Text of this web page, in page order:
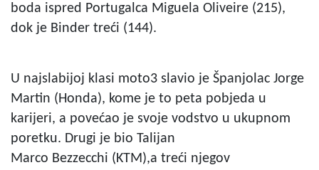
boda ispred Portugalca Miguela Oliveire (215),
dok je Binder treći (144).
U najslabijoj klasi moto3 slavio je Španjolac Jorge
Martin (Honda), kome je to peta pobjeda u
karijeri, a povećao je svoje vodstvo u ukupnom
poretku. Drugi je bio Talijan
Marco Bezzecchi (KTM),a treći njegov